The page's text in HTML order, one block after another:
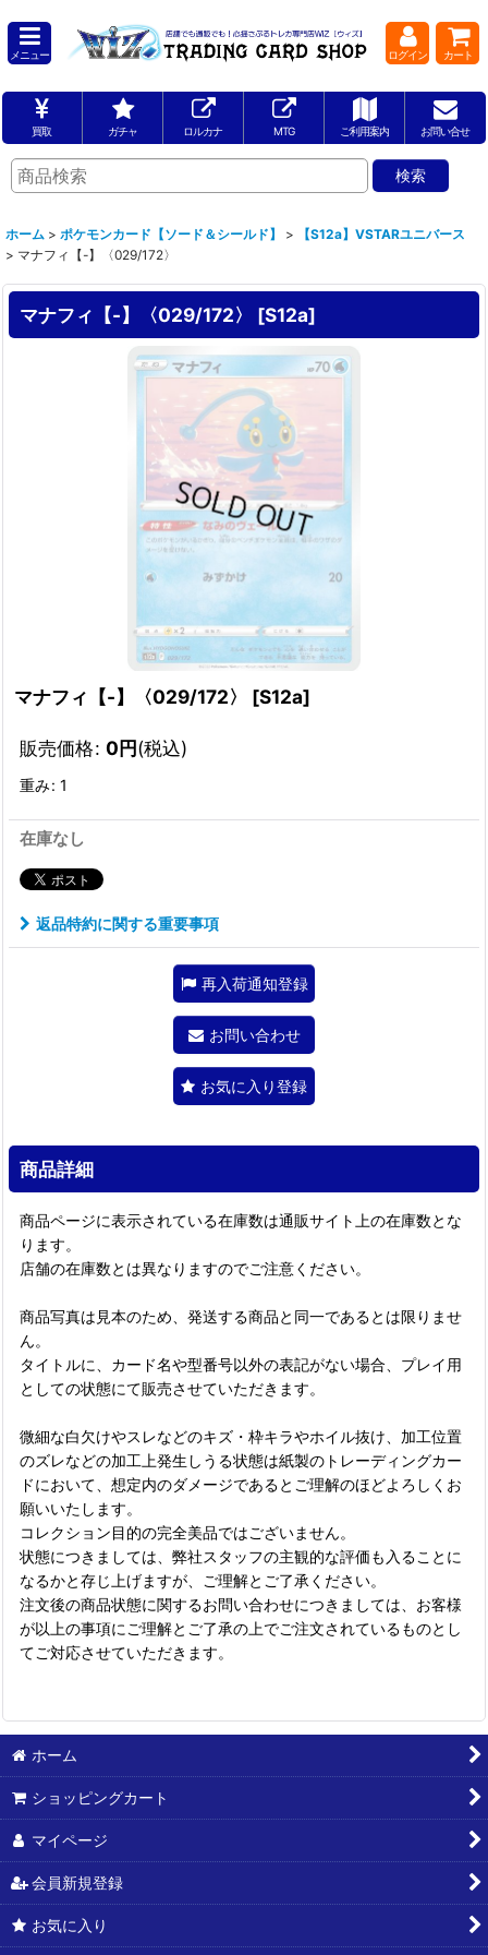
メニュー ログイン カート
買取 ガチャ ロルカナ MTG ご利用案内 お問い合せ
ホーム > ポケモンカード【ソード＆シールド】 >
【S12a】VSTARユニバース
> マナフィ【-】〈029/172〉
マナフィ【-】〈029/172〉 [S12a]
マナフィ【-】〈029/172〉 [S12a]
販売価格: 0円(税込)
重み: 1
在庫なし
返品特約に関する重要事項
再入荷通知登録
お問い合わせ
お気に入り登録
商品詳細
商品ページに表示されている在庫数は通販サイト上の在庫数とな
ります。
店舗の在庫数とは異なりますのでご注意ください。
商品写真は見本のため、発送する商品と同一であるとは限りませ
ん。
タイトルに、カード名や型番号以外の表記がない場合、プレイ用
としての状態にて販売させていただきます。
微細な白欠けやスレなどのキズ・枠キラやホイル抜け、加工位置
のズレなどの加工上発生しうる状態は紙製のトレーディングカー
ドにおいて、想定内のダメージであるとご理解のほどよろしくお
願いいたします。
コレクション目的の完全美品ではございません。
状態につきましては、弊社スタッフの主観的な評価も入ることに
なるかと存じ上げますが、ご理解とご了承ください。
注文後の商品状態に関するお問い合わせにつきましては、お客様
が以上の事項にご理解とご了承の上でご注文されているものとし
てご対応させていただきます。
ホーム
ショッピングカート
マイページ
会員新規登録
お気に入り